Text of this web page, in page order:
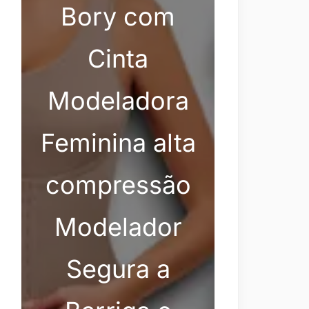
Bory com
Cinta
Modeladora
Feminina alta
compressão
Modelador
Segura a